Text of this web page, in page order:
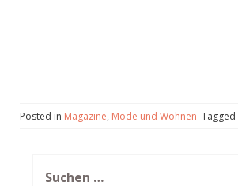
Posted in Magazine, Mode und Wohnen Tagged
nach: